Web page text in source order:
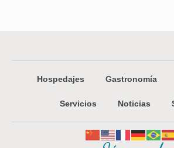
Hospedajes Gastronomía
Servicios Noticias